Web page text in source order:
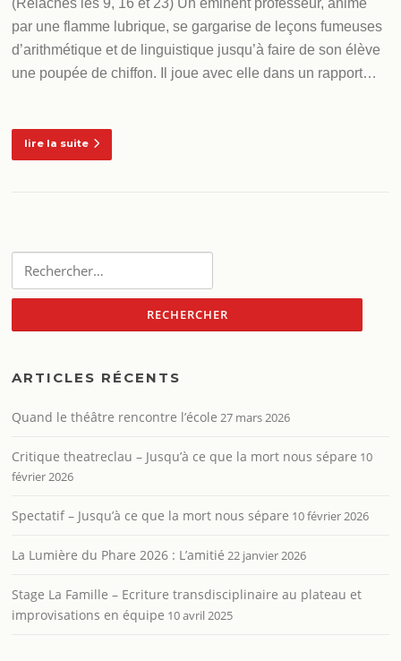
(Relâches les 9, 16 et 23) Un éminent professeur, animé
par une flamme lubrique, se gargarise de leçons fumeuses
d’arithmétique et de linguistique jusqu’à faire de son élève
une poupée de chiffon. Il joue avec elle dans un rapport…
lire la suite
ARTICLES RÉCENTS
Quand le théâtre rencontre l’école 27 mars 2026
Critique theatreclau – Jusqu’à ce que la mort nous sépare 10
février 2026
Spectatif – Jusqu’à ce que la mort nous sépare 10 février 2026
La Lumière du Phare 2026 : L’amitié 22 janvier 2026
Stage La Famille – Ecriture transdisciplinaire au plateau et
improvisations en équipe 10 avril 2025